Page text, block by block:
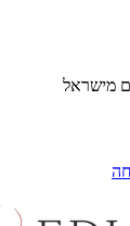
מישראל